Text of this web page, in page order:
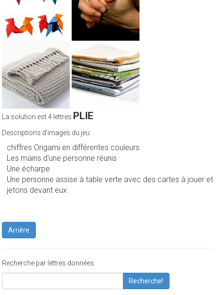
La solution est 4 lettres PLIE
Descriptions d'images du jeu:
chiffres Origami en différentes couleurs
Les mains d'une personne réunis
Une écharpe
Une personne assise à table verte avec des cartes à jouer et
jetons devant eux
Arrière
Recherche par lettres données:
Recherche!